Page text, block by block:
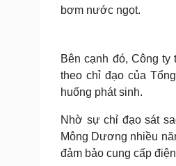
bơm nước ngọt.
Bên cạnh đó, Công
theo chỉ đạo của
huống phát sinh.
Nhờ sự chỉ đạo sát
Mông Dương nhiều
đảm bảo cung cấp